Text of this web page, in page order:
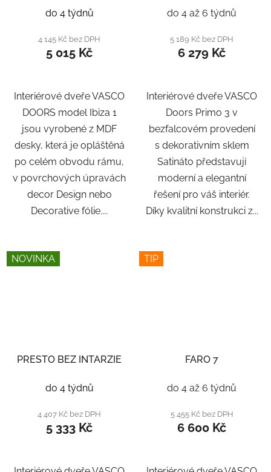
do 4 týdnů
4 145 Kč bez DPH
5 015 Kč
Interiérové dveře VASCO
DOORS model Ibiza 1
jsou vyrobené z MDF
desky, která je opláštěná
po celém obvodu rámu,
v povrchových úpravách
decor Design nebo
Decorative fólie....
do 4 až 6 týdnů
5 189 Kč bez DPH
6 279 Kč
Interiérové dveře VASCO
Doors Primo 3 v
bezfalcovém provedení
s dekorativním sklem
Satináto představují
moderní a elegantní
řešení pro váš interiér.
Díky kvalitní konstrukci z...
NOVINKA
PRESTO BEZ INTARZIE
do 4 týdnů
4 407 Kč bez DPH
5 333 Kč
TIP
FARO 7
do 4 až 6 týdnů
5 455 Kč bez DPH
6 600 Kč